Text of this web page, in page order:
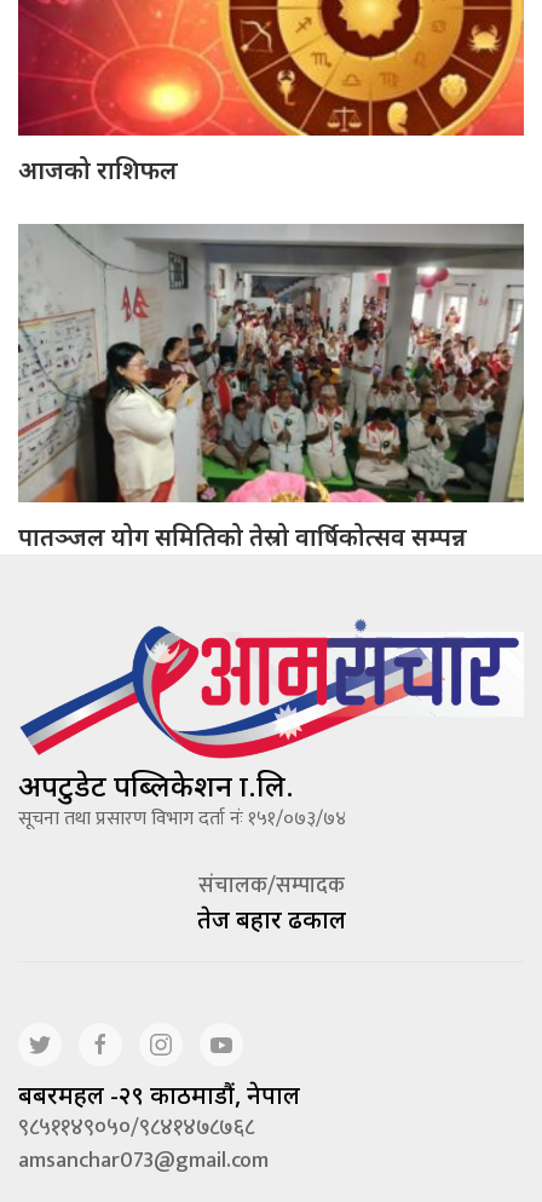
आजको राशिफल
पातञ्जल योग समितिको तेस्रो वार्षिकोत्सव सम्पन्न
अपटुडेट पब्लिकेशन प्रा.लि.
सूचना तथा प्रसारण विभाग दर्ता नंः १५१/०७३/७४
संचालक/सम्पादक
तेज बहादूर ढकाल
बबरमहल -२९ काठमाडौं, नेपाल
९८५११४९०५०/९८४१४७८७६८
amsanchar073@gmail.com